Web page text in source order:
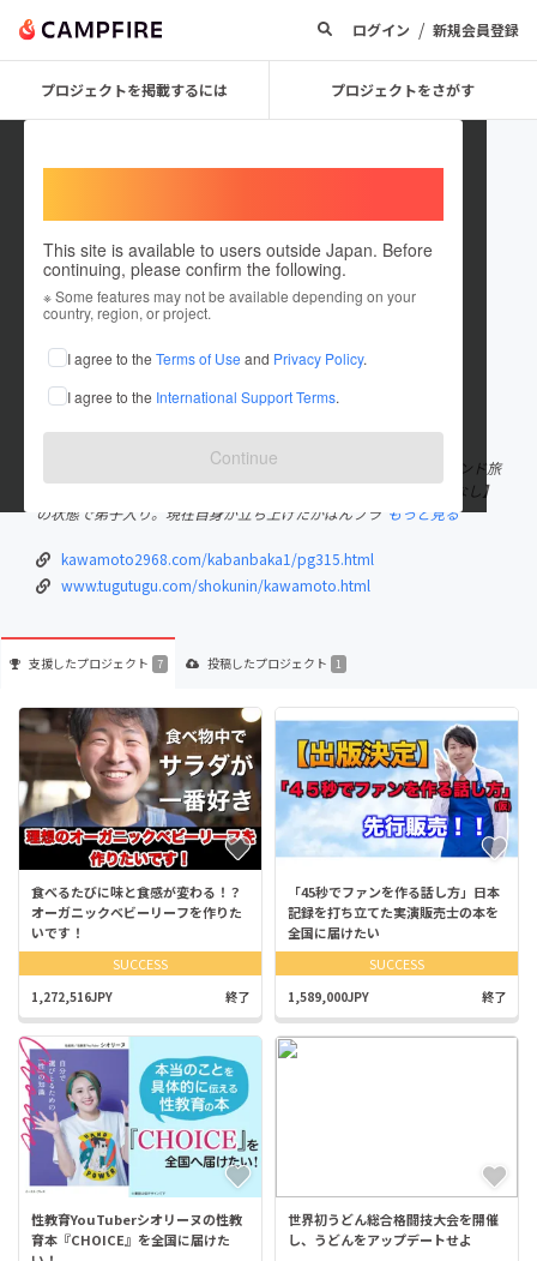
ログイン / 新規会員登録
プロジェクトを掲載するには プロジェクトをさがす
This site is available to users outside Japan. Before
continuing, please confirm the following.
※ Some features may not be available depending on your
country, region, or project.
I agree to the Terms of Use and Privacy Policy.
I agree to the International Support Terms.
Continue
kabanbaka
これまでに7回支援して1件のプロジェクトを投稿しています
在住国：日本 現在地：京都府
出身国：日本 出身地：大阪府
1991年生まれ。京都産業大学法学部卒業後、一般企業に就職。インド旅
をして「鞄を作りたい」と思い退職。【職なし、金なし、オウチなし】
の状態で弟子入り。現在自身が立ち上げたかばんブラ もっと見る
kawamoto2968.com/kabanbaka1/pg315.html
www.tugutugu.com/shokunin/kawamoto.html
支援したプロジェクト 7 投稿したプロジェクト 1
食べるたびに味と食感が変わる！？
オーガニックベビーリーフを作りた
いです！
SUCCESS
1,272,516JPY 終了
「45秒でファンを作る話し方」日本
記録を打ち立てた実演販売士の本を
全国に届けたい
SUCCESS
1,589,000JPY 終了
性教育YouTuberシオリーヌの性教
育本『CHOICE』を全国に届けた
世界初うどん総合格闘技大会を開催
し、うどんをアップデートせよ